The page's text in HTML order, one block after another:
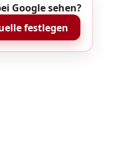
Google sehen?
festlegen